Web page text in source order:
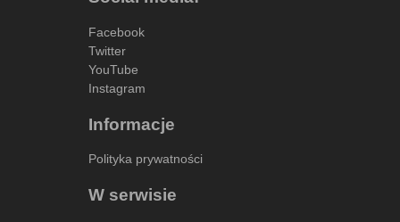
Facebook
Twitter
YouTube
Instagram
Informacje
Polityka prywatności
W serwisie